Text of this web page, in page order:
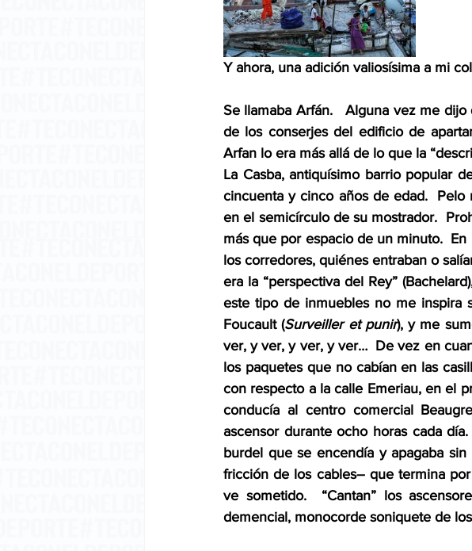
Y ahora, una adición valiosísima a mi
Se llamaba Arfán.   Alguna vez me
de los conserjes del edificio de
Arfan lo era más allá de lo que la
La Casba, antiquísimo barrio popular
cincuenta y cinco años de edad.
en el semicírculo de su mostrador.
más que por espacio de un minuto.
los corredores, quiénes entraban o
era la “perspectiva del Rey”
este tipo de inmuebles no me inspira
Foucault (Surveiller et punir), y me
ver, y ver, y ver, y ver…  De vez en
los paquetes que no cabían en las
con respecto a la calle Emeriau, en el
conducía al centro comercial
ascensor durante ocho horas cada
burdel que se encendía y apagaba
fricción de los cables– que termina
ve sometido.  “Cantan” los
demencial, monocorde soniquete de